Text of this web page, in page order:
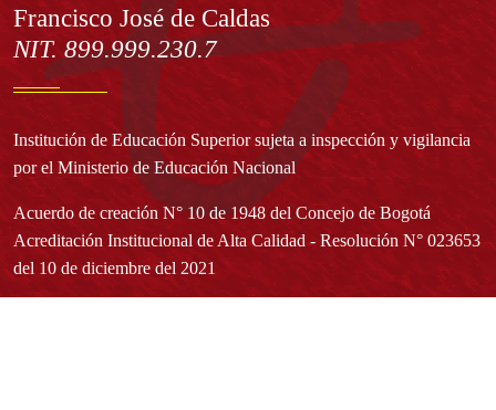
Francisco José de Caldas
NIT. 899.999.230.7
Institución de Educación Superior sujeta a inspección y vigilancia
por el Ministerio de Educación Nacional
Acuerdo de creación N° 10 de 1948 del Concejo de Bogotá
Acreditación Institucional de Alta Calidad - Resolución N° 023653
del 10 de diciembre del 2021